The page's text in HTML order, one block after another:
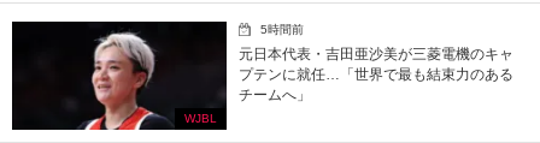
WJBL
5時間前
元日本代表・吉田亜沙美が三菱電機のキャ
プテンに就任…「世界で最も結束力のある
チームへ」